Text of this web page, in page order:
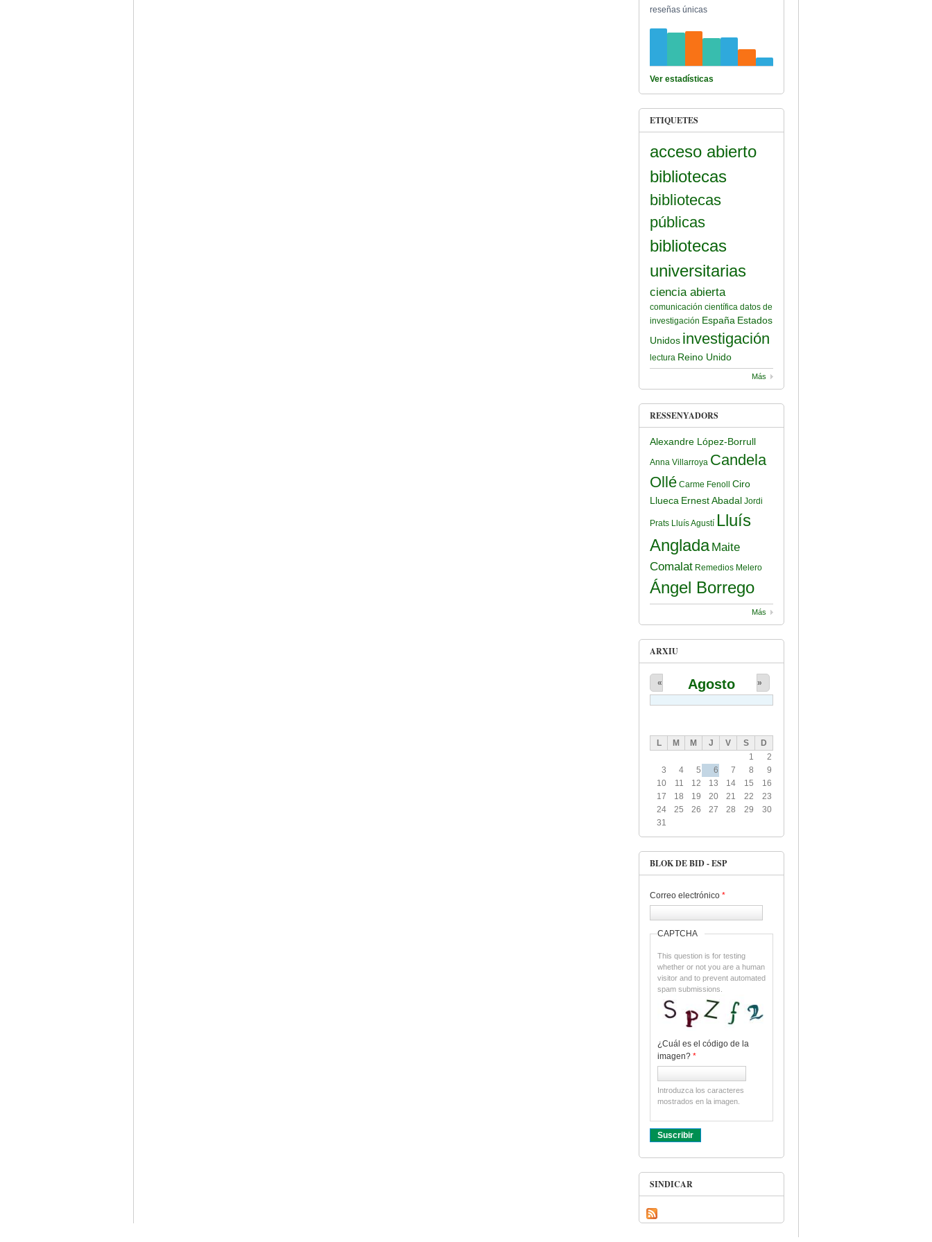
reseñas únicas
Ver estadísticas
ETIQUETES
acceso abierto
bibliotecas
bibliotecas
públicas
bibliotecas
universitarias
ciencia abierta
comunicación científica datos de
investigación España Estados
Unidos investigación
lectura Reino Unido
Más
RESSENYADORS
Alexandre López-Borrull
Anna Villarroya Candela
Ollé Carme Fenoll
Ciro
Llueca Ernest Abadal Jordi
Prats Lluís Agustí Lluís
Anglada Maite
Comalat Remedios Melero
Ángel Borrego
Más
ARXIU
Agosto
« »
L M M J V S
D
1
2
3
4 5 6 7 8
9
10
11 12 13 14 15
16
17
18 19 20 21 22
23
24
25 26 27 28 29
30
31
BLOK DE BID - ESP
Correo electrónico *
CAPTCHA
This question is for testing
whether or not you are a human
visitor and to prevent automated
spam submissions.
¿Cuál es el código de la
imagen? *
Introduzca los caracteres
mostrados en la imagen.
SINDICAR